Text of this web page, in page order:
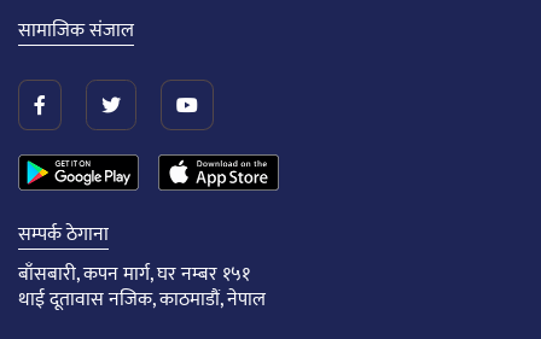
सामाजिक संजाल
सम्पर्क ठेगाना
बाँसबारी, कपन मार्ग, घर नम्बर १५१
थाई दूतावास नजिक, काठमाडौं, नेपाल